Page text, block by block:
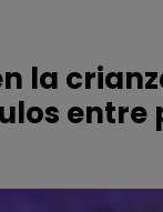
la
entre